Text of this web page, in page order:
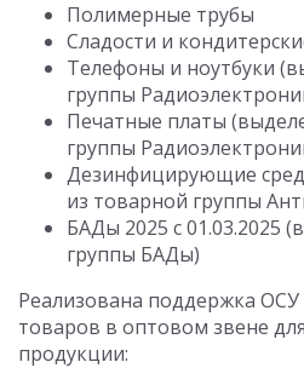
Полимерные трубы
Сладости и
Телефоны и ноутбуки
группы
Печатные платы
группы
Дезинфицирующие
из товарной группы
БАДы 2025 с 01.03.2025
группы БАДы)
Реализована поддержка
товаров в оптовом звене
продукции: